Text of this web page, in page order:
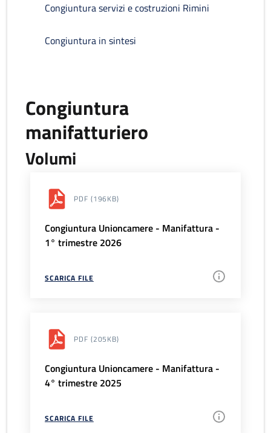
Congiuntura servizi e costruzioni Rimini
Congiuntura in sintesi
Congiuntura
manifatturiero
Volumi
PDF (196KB)
Congiuntura Unioncamere - Manifattura -
1° trimestre 2026
SCARICA FILE
PDF (205KB)
Congiuntura Unioncamere - Manifattura -
4° trimestre 2025
SCARICA FILE